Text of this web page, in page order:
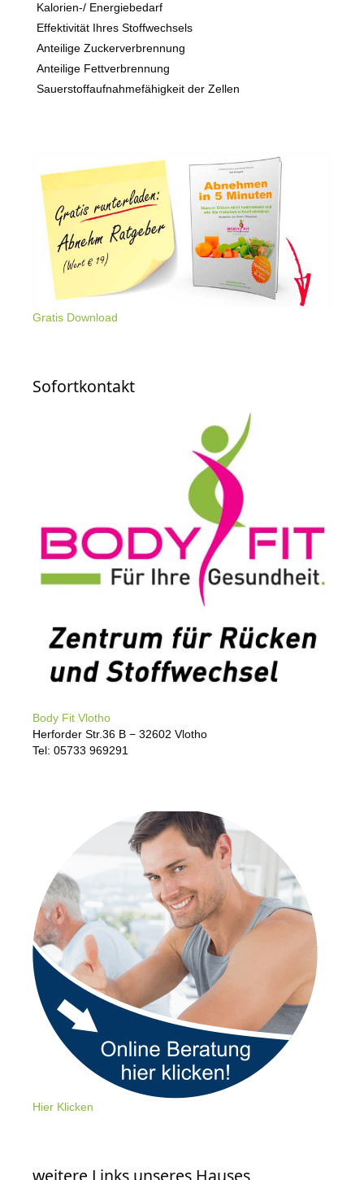
Kalorien-/ Energiebedarf
Effektivität Ihres Stoffwechsels
Anteilige Zuckerverbrennung
Anteilige Fettverbrennung
Sauerstoffaufnahmefähigkeit der Zellen
Gratis Download
Sofortkontakt
Body Fit Vlotho
Herforder Str.36 B − 32602 Vlotho
Tel: 05733 969291
Hier Klicken
weitere Links unseres Hauses